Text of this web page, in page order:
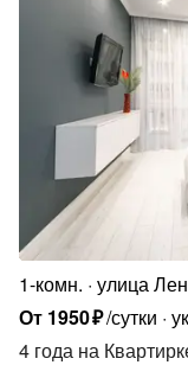
1-комн. улица
От 1950₽/сутки
4 года на